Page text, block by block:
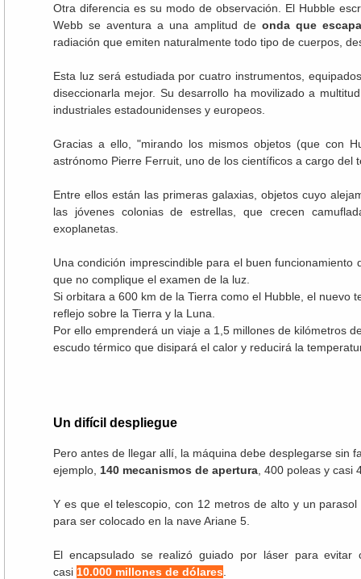
Otra diferencia es su modo de observación. El Hubble
Webb se aventura a una amplitud de onda que
radiación que emiten naturalmente todo tipo de cuerpos,
Esta luz será estudiada por cuatro instrumentos,
diseccionarla mejor. Su desarrollo ha movilizado a
industriales estadounidenses y europeos.
Gracias a ello, "mirando los mismos objetos (que con
astrónomo Pierre Ferruit, uno de los científicos a cargo del
Entre ellos están las primeras galaxias, objetos cuyo
las jóvenes colonias de estrellas, que crecen
exoplanetas.
Una condición imprescindible para el buen
que no complique el examen de la luz.
Si orbitara a 600 km de la Tierra como el Hubble, el nuevo
reflejo sobre la Tierra y la Luna.
Por ello emprenderá un viaje a 1,5 millones de kilómetros
escudo térmico que disipará el calor y reducirá la
Un difícil despliegue
Pero antes de llegar allí, la máquina debe desplegarse sin
ejemplo, 140 mecanismos de apertura , 400 poleas y
Y es que el telescopio, con 12 metros de alto y un
para ser colocado en la nave Ariane 5.
El encapsulado se realizó guiado por láser para evitar
casi 10.000 millones de dólares